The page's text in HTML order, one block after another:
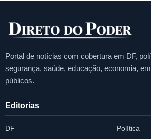
Portal de notícias com cobertura em DF,
segurança, saúde, educação, economia,
públicos.
Editorias
DF Política